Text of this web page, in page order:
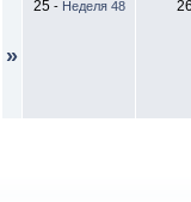
»
25- Неделя 48